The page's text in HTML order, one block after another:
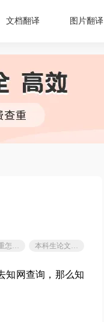
文档翻译 图片翻译
论文查重怎么找 本科生论文查重
知网查询，那么知